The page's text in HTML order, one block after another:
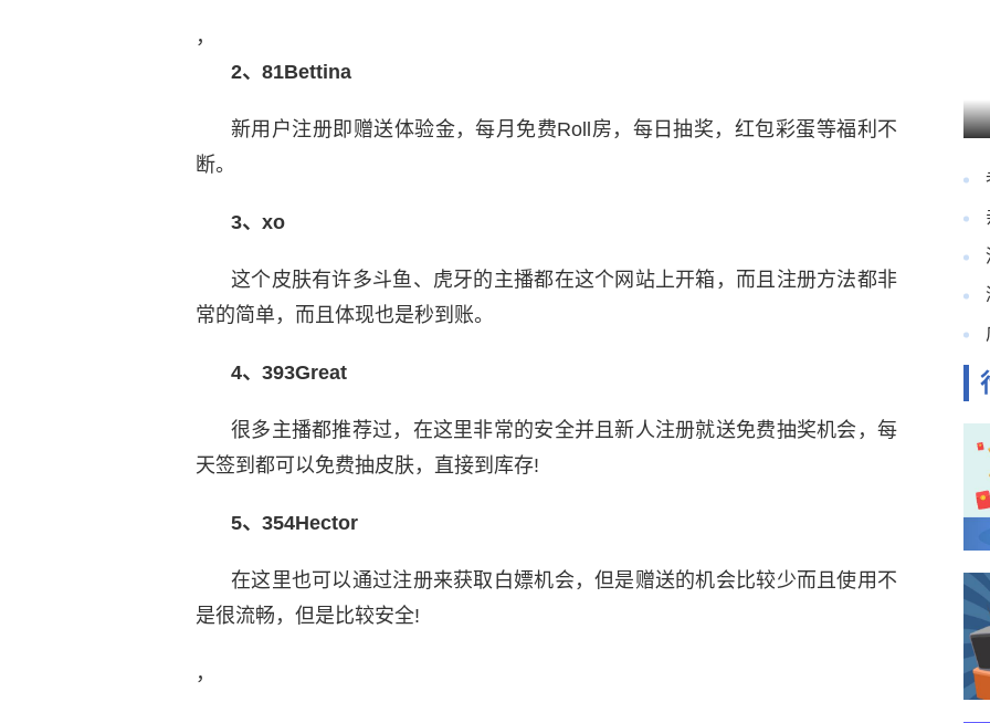
，
2、 81Bettina
新用户注册即赠送体验金，每月免费Roll房，每日抽奖，红包彩蛋等福利不
断。
3、xo
这个皮肤有许多斗鱼、虎牙的主播都在这个网站上开箱，而且注册方法都非
常的简单，而且体现也是秒到账。
4、393Great
很多主播都推荐过，在这里非常的安全并且新人注册就送免费抽奖机会，每
天签到都可以免费抽皮肤，直接到库存!
5、354Hector
在这里也可以通过注册来获取白嫖机会，但是赠送的机会比较少而且使用不
是很流畅，但是比较安全!
，